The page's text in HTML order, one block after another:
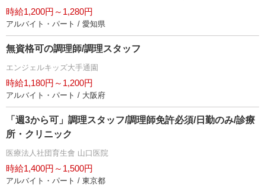
時給1,200円～1,280円
アルバイト・パート / 愛知県
無資格可の調理師/調理スタッフ
エンジェルキッズ大手通園
時給1,180円～1,200円
アルバイト・パート / 大阪府
「週3から可」調理スタッフ/調理師免許必須/日勤のみ/診療
所・クリニック
医療法人社団育生會 山口医院
時給1,400円～1,500円
アルバイト・パート / 東京都